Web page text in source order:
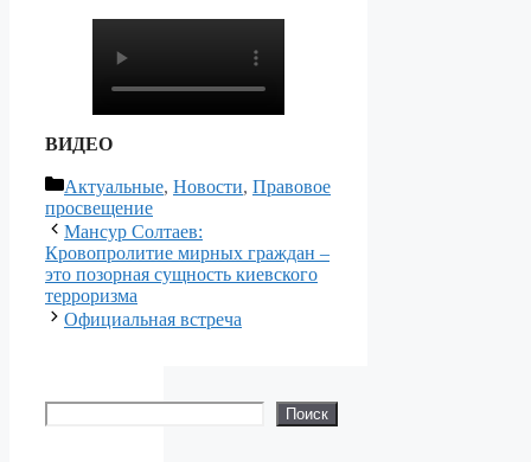
ВИДЕО
Рубрики
Актуальные, Новости, Правовое
просвещение
Мансур Солтаев:
Кровопролитие мирных граждан –
это позорная сущность киевского
терроризма
Официальная встреча
Поиск Поиск